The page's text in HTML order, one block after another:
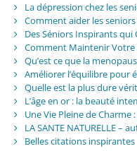
La dépression chez les
Comment aider les
Des Séniors Inspirants
Comment Maintenir
Qu’est ce que la
Améliorer l’équilibre pour
Quelle est la plus dure
L’âge en or : la beauté
Une Vie Pleine de Charme
LA SANTE NATURELLE –
Belles citations inspirantes